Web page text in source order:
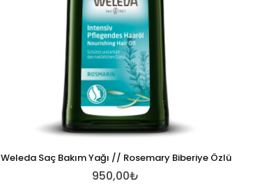
Weleda Saç Bakım Yağı // Rosemary Biberiye Özlü
950,00₺